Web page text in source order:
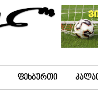
ფეხბურთი